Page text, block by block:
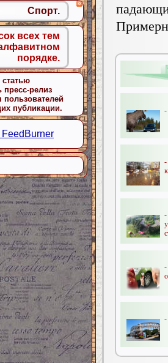
-
-
-
Спорт.
всех тем
порядке.
пресс-релиз
публикации.